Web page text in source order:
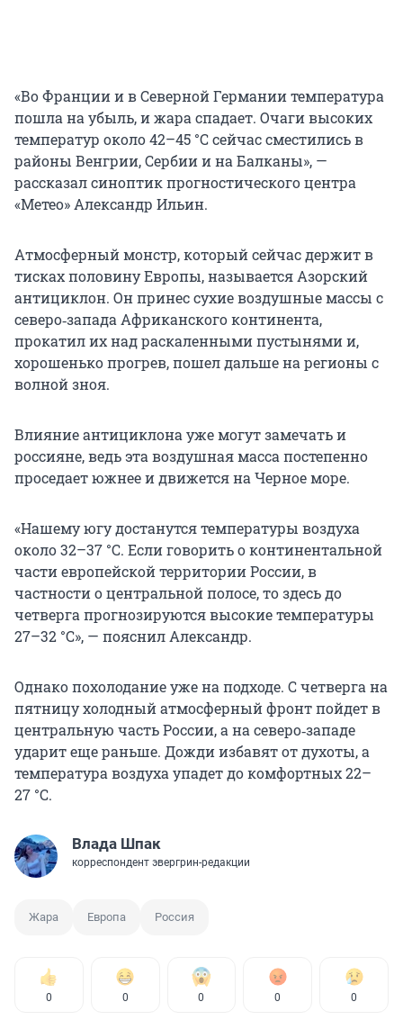
«Во Франции и в Северной Германии температура
пошла на убыль, и жара спадает. Очаги высоких
температур около 42–45 °C сейчас сместились в
районы Венгрии, Сербии и на Балканы», —
рассказал синоптик прогностического центра
«Метео» Александр Ильин.
Атмосферный монстр, который сейчас держит в
тисках половину Европы, называется Азорский
антициклон. Он принес сухие воздушные массы с
северо‑запада Африканского континента,
прокатил их над раскаленными пустынями и,
хорошенько прогрев, пошел дальше на регионы с
волной зноя.
Влияние антициклона уже могут замечать и
россияне, ведь эта воздушная масса постепенно
проседает южнее и движется на Черное море.
«Нашему югу достанутся температуры воздуха
около 32–37 °С. Если говорить о континентальной
части европейской территории России, в
частности о центральной полосе, то здесь до
четверга прогнозируются высокие температуры
27–32 °С», — пояснил Александр.
Однако похолодание уже на подходе. С четверга на
пятницу холодный атмосферный фронт пойдет в
центральную часть России, а на северо‑западе
ударит еще раньше. Дожди избавят от духоты, а
температура воздуха упадет до комфортных 22–
27 °C.
Влада Шпак
корреспондент эвергрин-редакции
Жара Европа Россия
0 0 0 0 0